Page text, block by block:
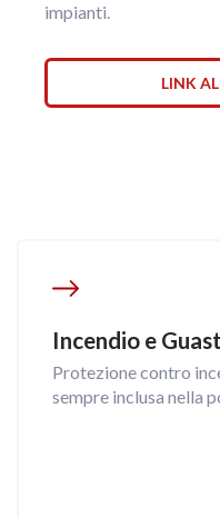
impianti.
LINK
Incendio e
Protezione contro
sempre inclusa nella